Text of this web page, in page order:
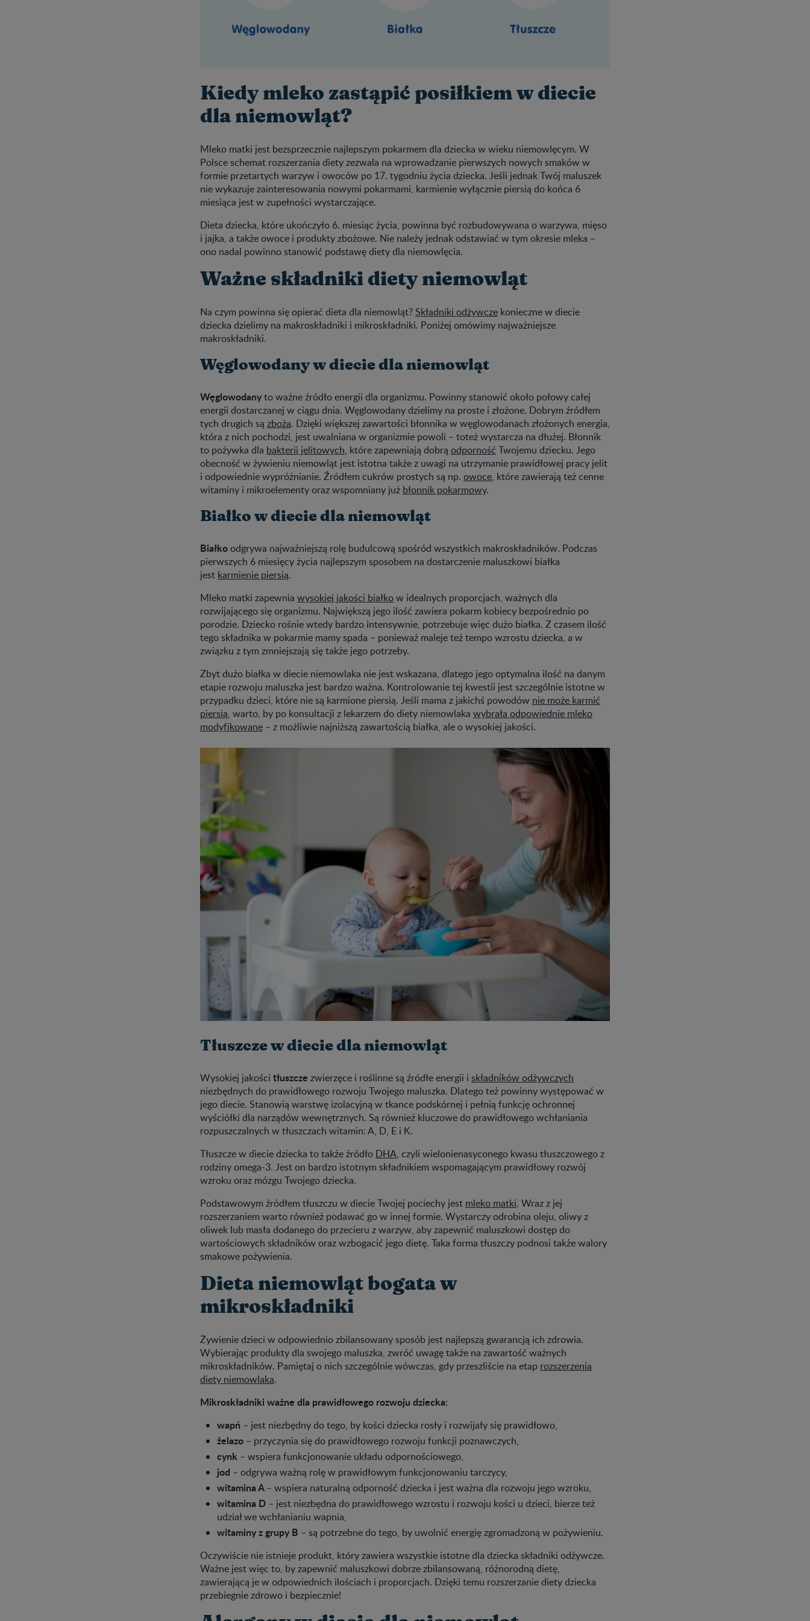
Kiedy mleko zastąpić posiłkiem w diecie
dla niemowląt?
Mleko matki jest bezsprzecznie najlepszym pokarmem dla dziecka w wieku niemowlęcym. W
Polsce schemat rozszerzania diety zezwala na wprowadzanie pierwszych nowych smaków w
formie przetartych warzyw i owoców po 17. tygodniu życia dziecka. Jeśli jednak Twój maluszek
nie wykazuje zainteresowania nowymi pokarmami, karmienie wyłącznie piersią do końca 6
miesiąca jest w zupełności wystarczające.
Dieta dziecka, które ukończyło 6. miesiąc życia, powinna być rozbudowywana o warzywa, mięso
i jajka, a także owoce i produkty zbożowe. Nie należy jednak odstawiać w tym okresie mleka –
ono nadal powinno stanowić podstawę diety dla niemowlęcia.
Ważne składniki diety niemowląt
Na czym powinna się opierać dieta dla niemowląt?Składniki odżywczekonieczne w diecie
dziecka dzielimy na makroskładniki i mikroskładniki. Poniżej omówimy najważniejsze
makroskładniki.
Węglowodany w diecie dla niemowląt
Węglowodanyto ważne źródło energii dla organizmu. Powinny stanowić około połowy całej
energii dostarczanej w ciągu dnia. Węglowodany dzielimy na proste i złożone. Dobrym źródłem
tych drugich są zboża. Dzięki większej zawartości błonnika w węglowodanach złożonych energia,
która z nich pochodzi, jest uwalniana w organizmie powoli – toteż wystarcza na dłużej. Błonnik
to pożywka dla bakterii jelitowych, które zapewniają dobrą odporność Twojemu dziecku. Jego
obecność w żywieniu niemowląt jest istotna także z uwagi na utrzymanie prawidłowej pracy jelit
i odpowiednie wypróżnianie. Źródłem cukrów prostych są np. owoce, które zawierają też cenne
witaminy i mikroelementy oraz wspomniany już błonnik pokarmowy.
Białko w diecie dla niemowląt
Białkoodgrywa najważniejszą rolę budulcową spośród wszystkich makroskładników. Podczas
pierwszych 6 miesięcy życia najlepszym sposobem na dostarczenie maluszkowi białka
jest karmienie piersią.
Mleko matki zapewnia wysokiej jakości białkow idealnych proporcjach, ważnych dla
rozwijającego się organizmu. Największą jego ilość zawiera pokarm kobiecy bezpośrednio po
porodzie. Dziecko rośnie wtedy bardzo intensywnie, potrzebuje więc dużo białka. Z czasem ilość
tego składnika w pokarmie mamy spada – ponieważ maleje też tempo wzrostu dziecka, a w
związku z tym zmniejszają się także jego potrzeby.
Zbyt dużo białka w diecie niemowlaka nie jest wskazana, dlatego jego optymalna ilość na danym
etapie rozwoju maluszka jest bardzo ważna. Kontrolowanie tej kwestii jest szczególnie istotne w
przypadku dzieci, które nie są karmione piersią. Jeśli mama z jakichś powodów nie może karmić
piersią, warto, by po konsultacji z lekarzem do diety niemowlaka wybrała odpowiednie mleko
modyfikowane– z możliwie najniższą zawartością białka, ale o wysokiej jakości.
Tłuszcze w diecie dla niemowląt
Wysokiej jakości tłuszcze zwierzęce i roślinne są źródłe energii i składników odżywczych
niezbędnych do prawidłowego rozwoju Twojego maluszka. Dlatego też powinny występować w
jego diecie. Stanowią warstwę izolacyjną w tkance podskórnej i pełnią funkcję ochronnej
wyściółki dla narządów wewnętrznych. Są również kluczowe do prawidłowego wchłaniania
rozpuszczalnych w tłuszczach witamin: A, D, E i K.
Tłuszcze w diecie dziecka to także źródło DHA, czyli wielonienasyconego kwasu tłuszczowego z
rodziny omega-3. Jest on bardzo istotnym składnikiem wspomagającym prawidłowy rozwój
wzroku oraz mózgu Twojego dziecka.
Podstawowym źródłem tłuszczu w diecie Twojej pociechy jest mleko matki. Wraz z jej
rozszerzaniem warto również podawać go w innej formie. Wystarczy odrobina oleju, oliwy z
oliwek lub masła dodanego do przecieru z warzyw, aby zapewnić maluszkowi dostęp do
wartościowych składników oraz wzbogacić jego dietę. Taka forma tłuszczy podnosi także walory
smakowe pożywienia.
Dieta niemowląt bogata w
mikroskładniki
Żywienie dzieci w odpowiednio zbilansowany sposób jest najlepszą gwarancją ich zdrowia.
Wybierając produkty dla swojego maluszka, zwróć uwagę także na zawartość ważnych
mikroskładników. Pamiętaj o nich szczególnie wówczas, gdy przeszliście na etap rozszerzenia
diety niemowlaka.
Mikroskładniki ważne dla prawidłowego rozwoju dziecka:
wapń – jest niezbędny do tego, by kości dziecka rosły i rozwijały się prawidłowo,
żelazo – przyczynia się do prawidłowego rozwoju funkcji poznawczych,
cynk – wspiera funkcjonowanie układu odpornościowego,
jod – odgrywa ważną rolę w prawidłowym funkcjonowaniu tarczycy,
witamina A– wspiera naturalną odporność dziecka i jest ważna dla rozwoju jego wzroku,
witamina D – jest niezbędna do prawidłowego wzrostu i rozwoju kości u dzieci, bierze też
udział we wchłanianiu wapnia,
witaminy z grupy B – są potrzebne do tego, by uwolnić energię zgromadzoną w pożywieniu.
Oczywiście nie istnieje produkt, który zawiera wszystkie istotne dla dziecka składniki odżywcze.
Ważne jest więc to, by zapewnić maluszkowi dobrze zbilansowaną, różnorodną dietę,
zawierającą je w odpowiednich ilościach i proporcjach. Dzięki temu rozszerzanie diety dziecka
przebiegnie zdrowo i bezpiecznie!